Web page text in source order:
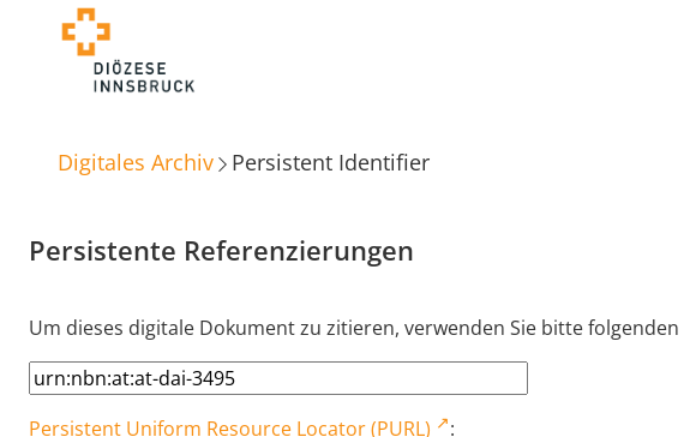
Digitales Archiv Persistent Identifier
Persistente Referenzierungen
Um dieses digitale Dokument zu zitieren, verwenden Sie bitte folgenden
Persistent Uniform Resource Locator (PURL) :